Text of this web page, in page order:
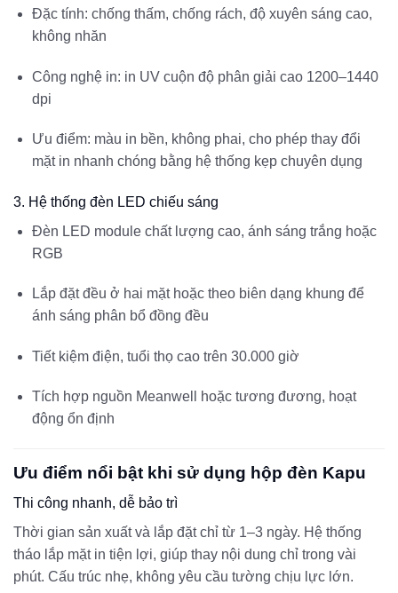
Đặc tính: chống thấm, chống rách, độ xuyên sáng cao,
không nhăn
Công nghệ in: in UV cuộn độ phân giải cao 1200–1440
dpi
Ưu điểm: màu in bền, không phai, cho phép thay đổi
mặt in nhanh chóng bằng hệ thống kẹp chuyên dụng
3. Hệ thống đèn LED chiếu sáng
Đèn LED module chất lượng cao, ánh sáng trắng hoặc
RGB
Lắp đặt đều ở hai mặt hoặc theo biên dạng khung để
ánh sáng phân bổ đồng đều
Tiết kiệm điện, tuổi thọ cao trên 30.000 giờ
Tích hợp nguồn Meanwell hoặc tương đương, hoạt
động ổn định
Ưu điểm nổi bật khi sử dụng hộp đèn Kapu
Thi công nhanh, dễ bảo trì
Thời gian sản xuất và lắp đặt chỉ từ 1–3 ngày. Hệ thống
tháo lắp mặt in tiện lợi, giúp thay nội dung chỉ trong vài
phút. Cấu trúc nhẹ, không yêu cầu tường chịu lực lớn.